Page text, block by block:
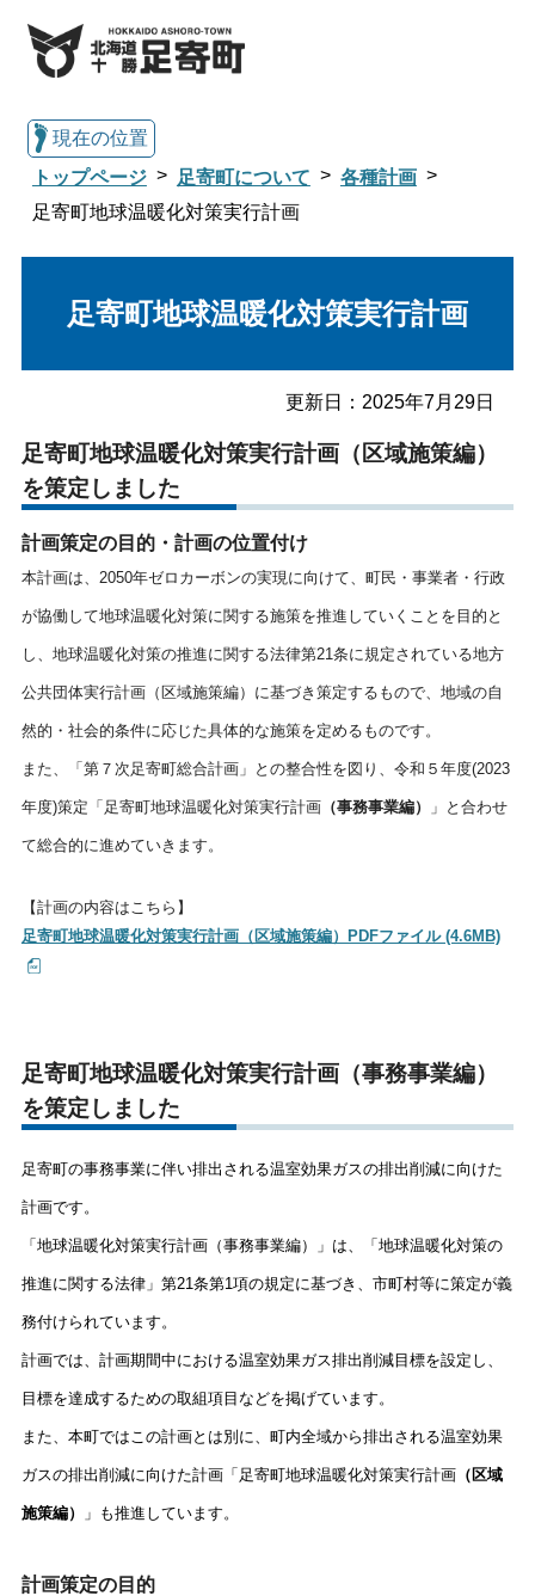
子育て・教育 健康・福祉
しごと・産業 緊急・防災
文字サイズ
標準 拡大
色合い
現在の位置
トップページ
足寄町について
各種計画
足寄町地球温暖化対策実行計画
足寄町地球温暖化対策実行計画
更新日： 2025年7月29日
足寄町地球温暖化対策実行計画（区域施策編）
を策定しました
計画策定の目的・計画の位置付け
本計画は、 2050年ゼロカーボンの実現に向けて、町民・事業者・行政
が協働して地球温暖化対策に関する施策を推進していくことを目的と
し、地球温暖化対策の推進に関する法律第21条に規定されている地方
公共団体実行計画（区域施策編）に基づき策定するもので、 地域の自
然的・社会的条件に応じた具体的な施策を定めるものです。
また、「第７次足寄町総合計画」との整合性を図り、令和５年度(2023
年度)策定「足寄町地球温暖化対策実行計画（事務事業編） 」と合わせ
て総合的に進めていきます。
【計画の内容はこちら】
足寄町地球温暖化対策実行計画（区域施策編）PDFファイル (4.6MB)
足寄町地球温暖化対策実行計画（事務事業編）
を策定しました
足寄町の事務事業に伴い排出される温室効果ガスの排出削減に向けた
計画です。
「地球温暖化対策実行計画（事務事業編）」は、「地球温暖化対策の
推進に関する法律」第21条第1項の規定に基づき、市町村等に策定が義
務付けられています。
計画では、計画期間中における温室効果ガス排出削減目標を設定し、
目標を達成するための取組項目などを掲げています。
また、本町ではこの計画とは別に、町内全域から排出される温室効果
ガスの排出削減に向けた計画「足寄町地球温暖化対策実行計画（区域
施策編） 」も推進しています。
計画策定の目的